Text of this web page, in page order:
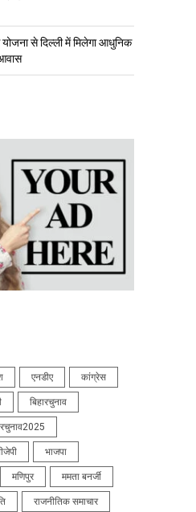
से दिल्ली में मिलेगा आधुनिक
एनडीए कांग्रेस
बिहारचुनाव
भाजपा
मणिपुर ममता बनर्जी
राजनीतिक समाचार